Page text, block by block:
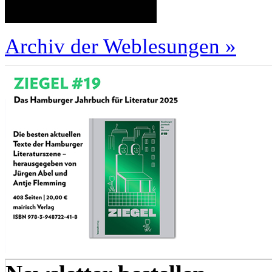
Archiv der Weblesungen »